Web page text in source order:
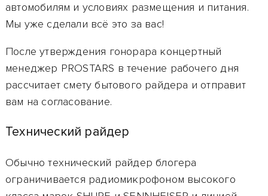
автомобилям и условиях размещения и питания.
Мы уже сделали всё это за вас!
После утверждения гонорара концертный
менеджер PROSTARS в течение рабочего дня
рассчитает смету бытового райдера и отправит
вам на согласование.
Технический райдер
Обычно технический райдер блогера
ограничивается радиомикрофоном высокого